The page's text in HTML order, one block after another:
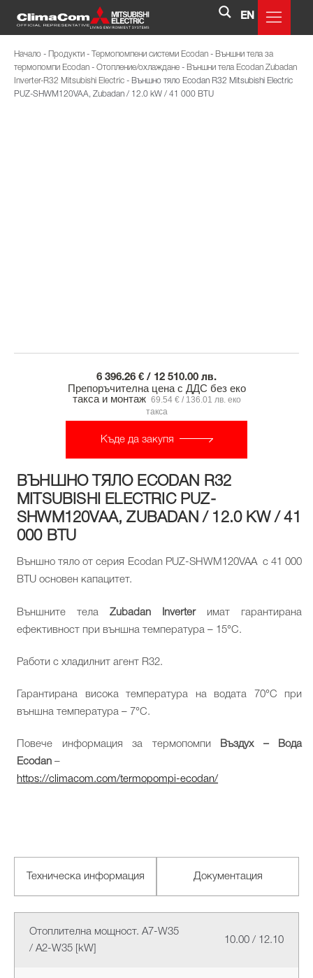
EN
Начало - Продукти - Термопомпени системи Ecodan - Външни тела за
термопомпи Ecodan - Отопление/охлаждане - Външни тела Ecodan Zubadan
Inverter-R32 Mitsubishi Electric - Външно тяло Ecodan R32 Mitsubishi Electric
PUZ-SHWM120VAA, Zubadan / 12.0 kW / 41 000 BTU
6 396.26 € / 12 510.00 лв.
Препоръчителна цена с ДДС без еко
такса и монтаж 69.54 € / 136.01 лв. еко
такса
Къде да закупя
ВЪНШНО ТЯЛО ECODAN R32
MITSUBISHI ELECTRIC PUZ-
SHWM120VAA, ZUBADAN / 12.0 KW / 41
000 BTU
Външно тяло от серия Ecodan PUZ-SHWM120VAA с 41 000
BTU основен капацитет.
Външните телаZubadan Inverterимат гарантирана
ефективност при външна температура – 15°C.
Работи с хладилнит агент R32.
Гарантирана висока температура на водата 70°C при
външна температура – 7°C.
Повече информация за термопомпи
Въздух – Вода
Ecodan –
https://climacom.com/termopompi-ecodan/
Техническа информация Документация
Отоплителна мощност. A7-W35
/ A2-W35 [kW]
10.00 / 12.10